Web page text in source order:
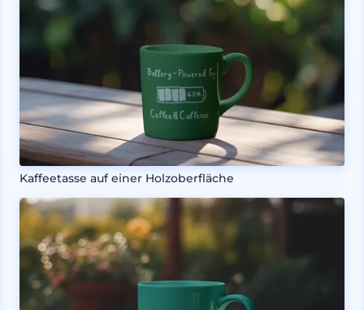
Kaffeetasse auf einer Holzoberfläche